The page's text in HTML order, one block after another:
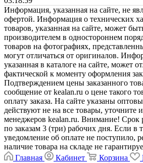
Информация, указанная на сайте, не
офертой. Информация о технических
товаров, указанная на сайте, может
производителем в одностороннем
товаров на фотографиях,
могут отличаться от оригиналов.
указанная в каталоге на сайте, может
фактической к моменту оформления
Подтверждением цены заказанного
сообщение от kealan.ru о цене такого
оплату заказа. На сайте указаны
действуют не на все товары,
менеджеров kealan.ru. Внимание! Срок
по заказам 3 (три) рабочих дня. Если в
уведомление об оплате не поступило,
наличие товара на складе не
Главная
Кабинет Корзина